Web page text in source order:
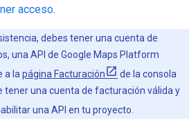
acceso.
debes tener una cuenta de
una API de Google Maps Platform
a la página Facturación
de la consola
tener una cuenta de facturación válida y
una API en tu proyecto.